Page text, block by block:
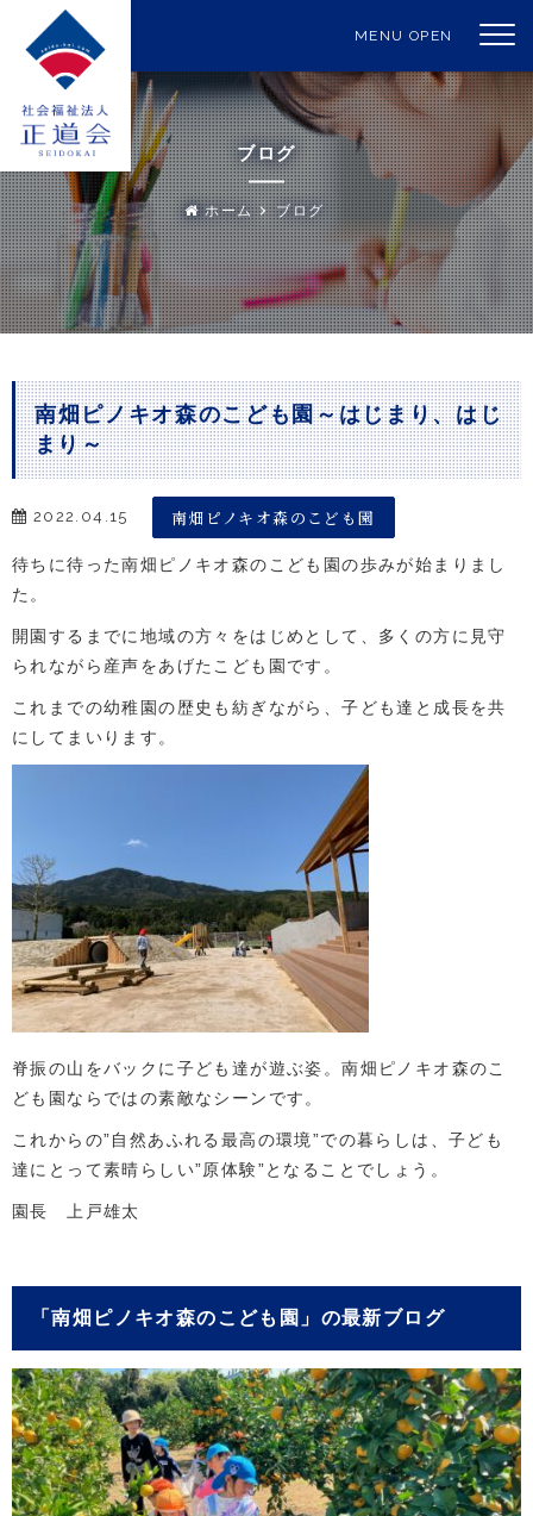
MENU OPEN
ブログ
ホーム ブログ
南畑ピノキオ森のこども園～はじまり、はじ
まり～
2022.04.15 南畑ピノキオ森のこども園
待ちに待った南畑ピノキオ森のこども園の歩みが始まりまし
た。
開園するまでに地域の方々をはじめとして、多くの方に見守
られながら産声をあげたこども園です。
これまでの幼稚園の歴史も紡ぎながら、子ども達と成長を共
にしてまいります。
脊振の山をバックに子ども達が遊ぶ姿。南畑ピノキオ森のこ
ども園ならではの素敵なシーンです。
これからの”自然あふれる最高の環境”での暮らしは、子ども
達にとって素晴らしい”原体験”となることでしょう。
園長 上戸雄太
「南畑ピノキオ森のこども園」の最新ブログ